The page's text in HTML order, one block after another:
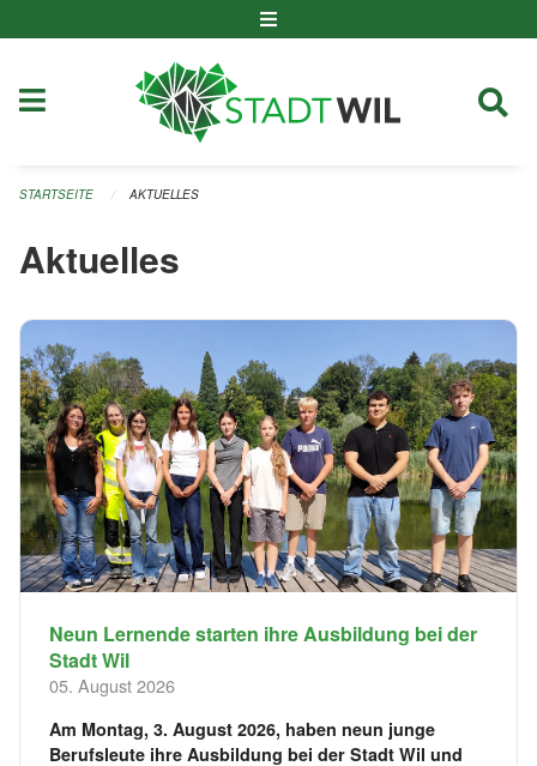
STARTSEITE AKTUELLES
Aktuelles
Neun Lernende starten ihre Ausbildung bei der
Stadt Wil
05. August 2026
Am Montag, 3. August 2026, haben neun junge
Berufsleute ihre Ausbildung bei der Stadt Wil und